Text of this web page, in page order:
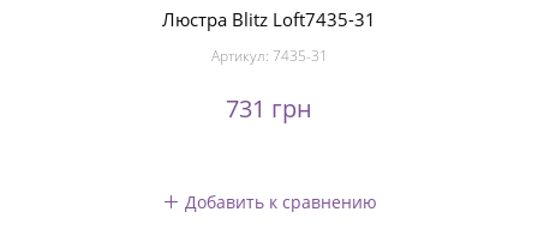
Люстра Blitz Loft7435-31
Артикул: 7435-31
731 грн
Добавить к сравнению